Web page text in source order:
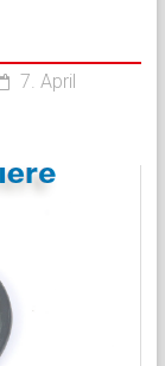
7. April